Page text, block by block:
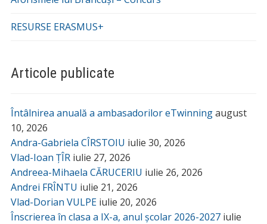
RESURSE ERASMUS+
Articole publicate
Întâlnirea anuală a ambasadorilor eTwinningaugust
10, 2026
Andra-Gabriela CÎRSTOIU iulie 30, 2026
Vlad-Ioan ȚÎR iulie 27, 2026
Andreea-Mihaela CĂRUCERIU iulie 26, 2026
Andrei FRÎNTU iulie 21, 2026
Vlad-Dorian VULPE iulie 20, 2026
Înscrierea în clasa a IX-a, anul școlar 2026-2027 iulie